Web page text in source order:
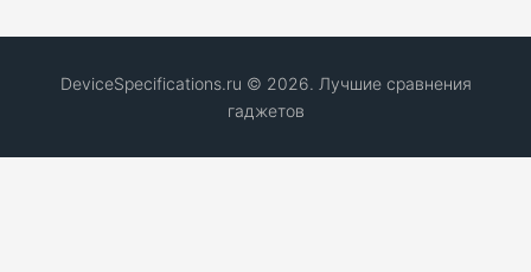
DeviceSpecifications.ru © 2026. Лучшие сравнения
гаджетов